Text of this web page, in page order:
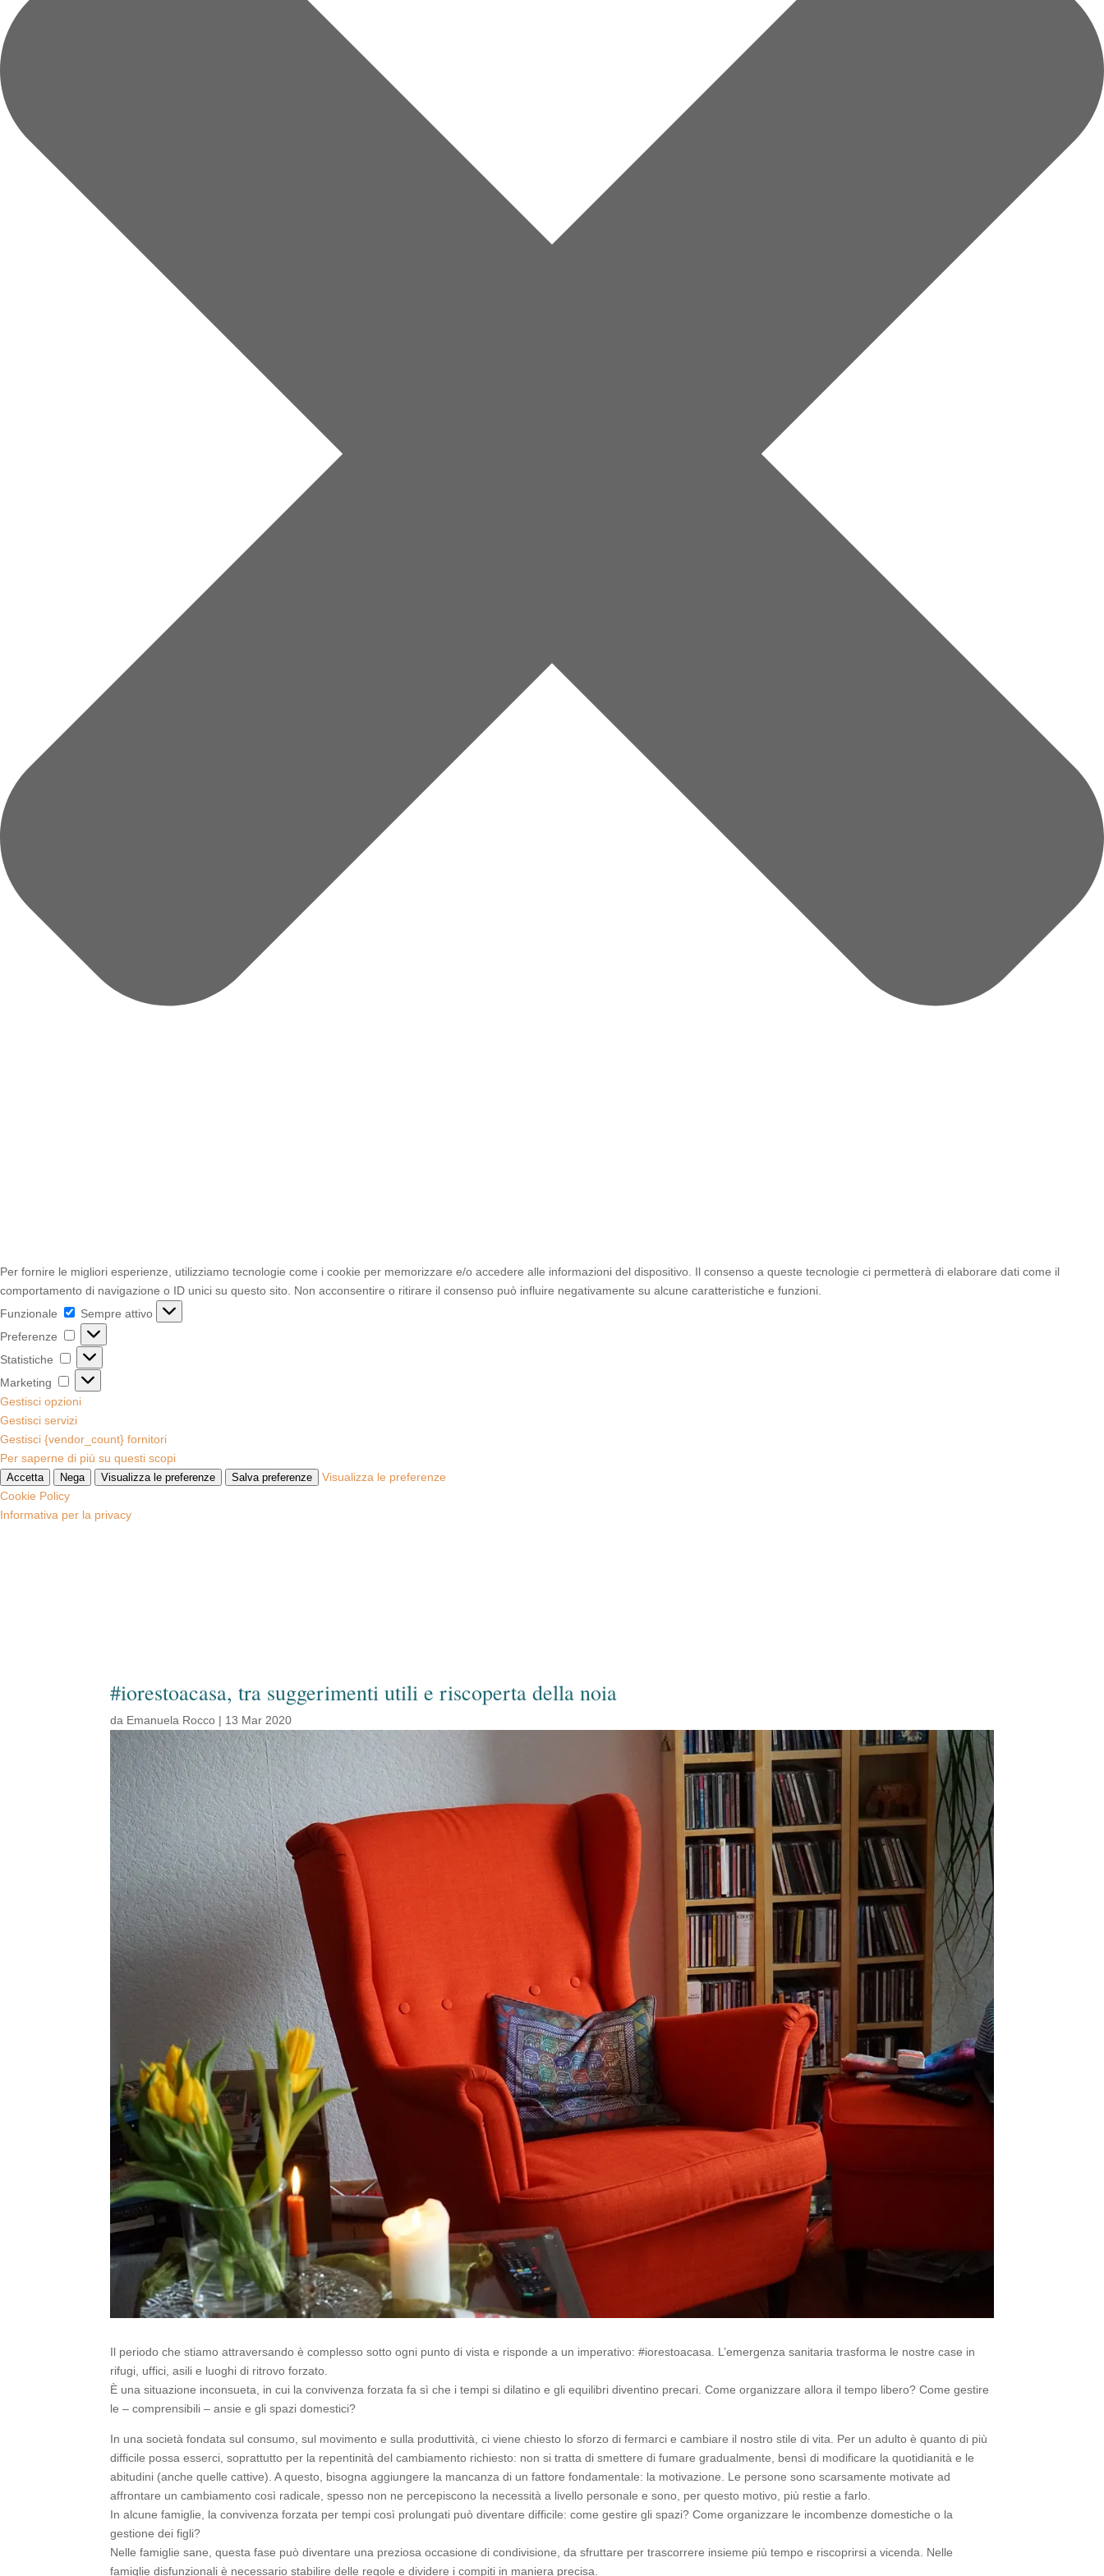
Per fornire le migliori esperienze, utilizziamo tecnologie come i cookie per memorizzare e/o accedere alle informazioni del dispositivo. Il consenso a queste tecnologie ci permetterà di elaborare dati come il
comportamento di navigazione o ID unici su questo sito. Non acconsentire o ritirare il consenso può influire negativamente su alcune caratteristiche e funzioni.
Funzionale
Funzionale
Sempre attivo
Preferenze
Preferenze
Statistiche Statistiche
Marketing
Marketing
Gestisci opzioni
Gestisci servizi
Gestisci {vendor_count} fornitori
Per saperne di più su questi scopi
Accetta Nega Visualizza le preferenze Salva preferenze
Visualizza le preferenze
Cookie Policy
Informativa per la privacy
#iorestoacasa, tra suggerimenti utili e riscoperta della noia
da Emanuela Rocco | 13 Mar 2020
Il periodo che stiamo attraversando è complesso sotto ogni punto di vista e risponde a un imperativo: #iorestoacasa. L’emergenza sanitaria trasforma le nostre case in
rifugi, uffici, asili e luoghi di ritrovo forzato.
È una situazione inconsueta, in cui la convivenza forzata fa sì che i tempi si dilatino e gli equilibri diventino precari. Come organizzare allora il tempo libero? Come gestire
le – comprensibili – ansie e gli spazi domestici?
In una società fondata sul consumo, sul movimento e sulla produttività, ci viene chiesto lo sforzo di fermarci e cambiare il nostro stile di vita. Per un adulto è quanto di più
difficile possa esserci, soprattutto per la repentinità del cambiamento richiesto: non si tratta di smettere di fumare gradualmente, bensì di modificare la quotidianità e le
abitudini (anche quelle cattive). A questo, bisogna aggiungere la mancanza di un fattore fondamentale: la motivazione. Le persone sono scarsamente motivate ad
affrontare un cambiamento così radicale, spesso non ne percepiscono la necessità a livello personale e sono, per questo motivo, più restie a farlo.
In alcune famiglie, la convivenza forzata per tempi così prolungati può diventare difficile: come gestire gli spazi? Come organizzare le incombenze domestiche o la
gestione dei figli?
Nelle famiglie sane, questa fase può diventare una preziosa occasione di condivisione, da sfruttare per trascorrere insieme più tempo e riscoprirsi a vicenda. Nelle
famiglie disfunzionali è necessario stabilire delle regole e dividere i compiti in maniera precisa.